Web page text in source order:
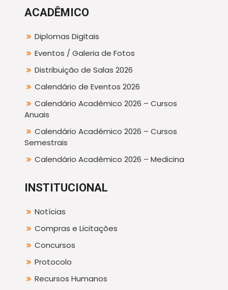
ACADÊMICO
Diplomas Digitais
Eventos / Galeria de Fotos
Distribuição de Salas 2026
Calendário de Eventos 2026
Calendário Acadêmico 2026 – Cursos
Anuais
Calendário Acadêmico 2026 – Cursos
Semestrais
Calendário Acadêmico 2026 – Medicina
INSTITUCIONAL
Notícias
Compras e Licitações
Concursos
Protocolo
Recursos Humanos